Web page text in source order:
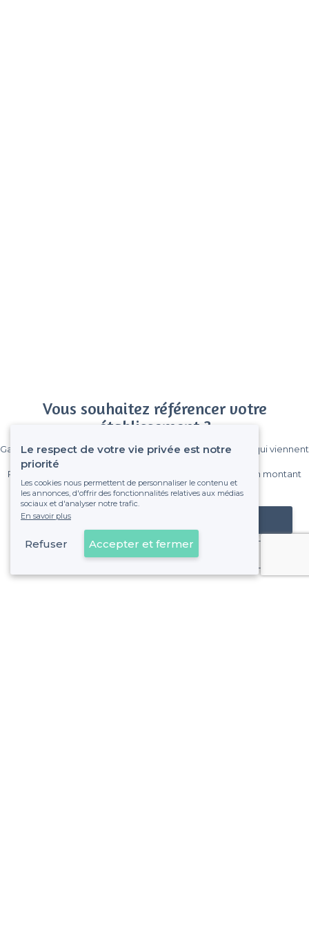
Vous souhaitez référencer votre
établissement ?
Gagnez de nombreux clients parmi le million de visiteurs qui viennent
Pas de commissions et sans engagement, vous payez un montant
fixe sans risque de voir déraper la facture.
Référencer mon établissement
Déjà client
Le respect de votre vie privée est notre
priorité
Les cookies nous permettent de personnaliser le contenu et
les annonces, d'offrir des fonctionnalités relatives aux médias
sociaux et d'analyser notre trafic.
En savoir plus
Refuser Accepter et fermer